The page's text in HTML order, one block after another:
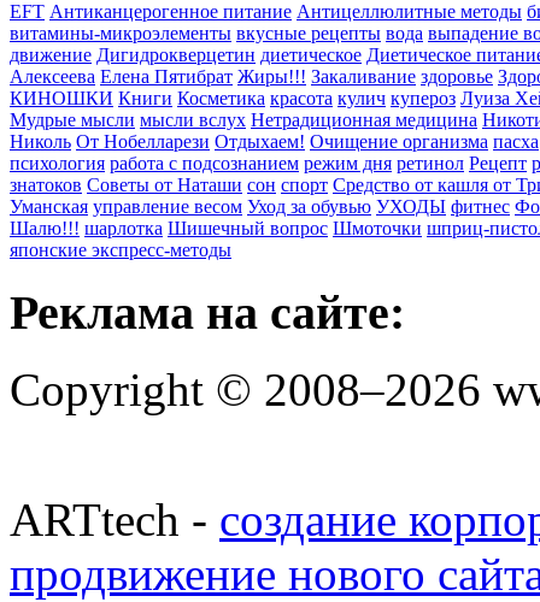
EFT Антиканцерогенное питание Антицеллюлитные методы
витамины-микроэлементы вкусные рецепты вода выпадение
движение Дигидрокверцетин диетическое Диетическое
Алексеева Елена Пятибрат Жиры!!! Закаливание здоровье
КИНОШКИ Книги Косметика красота кулич купероз Луиза
Мудрые мысли мысли вслух Нетрадиционная медицина
Николь От Нобелларези Отдыхаем! Очищение организма пасха
психология работа с подсознанием режим дня ретинол Рецепт
знатоков Советы от Наташи сон спорт Средство от кашля от
Уманская управление весом Уход за обувью УХОДЫ фитнес
Шалю!!! шарлотка Шишечный вопрос Шмоточки шприц-
японские экспресс-методы
Реклама на сайте:
Copyright © 2008–2026
ARTtech - создание
продвижение нового